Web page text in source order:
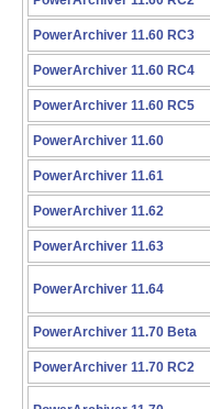
PowerArchiver 11.60 RC3
PowerArchiver 11.60 RC4
PowerArchiver 11.60 RC5
PowerArchiver 11.60
PowerArchiver 11.61
PowerArchiver 11.62
PowerArchiver 11.63
PowerArchiver 11.64
PowerArchiver 11.70 Beta
PowerArchiver 11.70 RC2